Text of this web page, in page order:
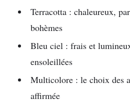
Terracotta : chaleureux,
bohèmes
Bleu ciel : frais et
ensoleillées
Multicolore : le choix des
affirmée